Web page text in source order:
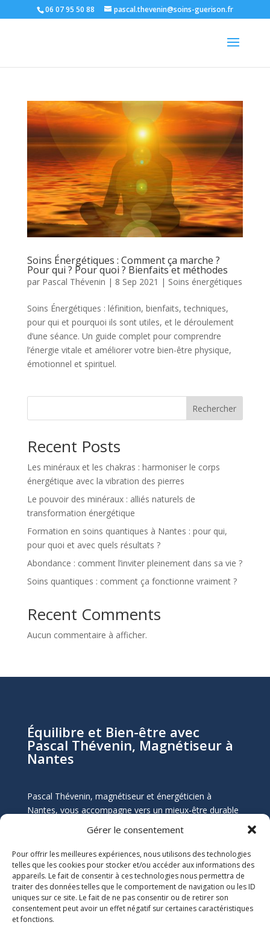
Gérer le consentement
Pour offrir les meilleures expériences, nous utilisons des technologies
telles que les cookies pour stocker et/ou accéder aux informations des
appareils. Le fait de consentir à ces technologies nous permettra de
traiter des données telles que le comportement de navigation ou les ID
uniques sur ce site. Le fait de ne pas consentir ou de retirer son
consentement peut avoir un effet négatif sur certaines caractéristiques
et fonctions.
06 07 95 50 88 pascal.thevenin@soins-guerison.fr
Soins Énergétiques : Comment ça marche ?
Pour qui ? Pour quoi ? Bienfaits et méthodes
par Pascal Thévenin | 8 Sep 2021 | Soins énergétiques
Soins Énergétiques : léfinition, bienfaits, techniques,
pour qui et pourquoi ils sont utiles, et le déroulement
d’une séance. Un guide complet pour comprendre
l’énergie vitale et améliorer votre bien-être physique,
émotionnel et spirituel.
Rechercher
Recent Posts
Les minéraux et les chakras : harmoniser le corps
énergétique avec la vibration des pierres
Le pouvoir des minéraux : alliés naturels de
transformation énergétique
Formation en soins quantiques à Nantes : pour qui,
pour quoi et avec quels résultats ?
Abondance : comment l’inviter pleinement dans sa vie ?
Soins quantiques : comment ça fonctionne vraiment ?
Recent Comments
Aucun commentaire à afficher.
Équilibre et Bien-être avec
Pascal Thévenin, Magnétiseur à
Nantes
Pascal Thévenin, magnétiseur et énergéticien à
Nantes, vous accompagne vers un mieux-être durable
grâce aux soins énergétiques. Que vous souffriez de
émotionnels, ses soins naturels et holistiques sont
conçus pour harmoniser votre énergie et restaurer
votre équilibre.
 Informations Légales